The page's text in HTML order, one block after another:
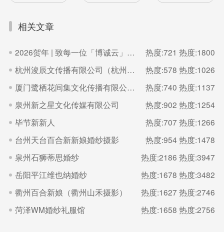
相关文章
2026贺年 | 致每一位「博诚云」的家人 热度:721 热度:1800
杭州浚辰文传播有限公司（杭州无界影像空间）
热度:578 热度:1026
厦门鹭栖花间集文化传播有限公司（福建厦门良辰集摄影）
热度:740 热度:1137
泉州新之星文化传媒有限公司
热度:902 热度:1254
毕节新新人
热度:707 热度:1266
台州天台百合新新娘婚纱摄影
热度:954 热度:1478
泉州石狮蒂思婚纱
热度:2186 热度:3947
岳阳平江维也纳婚纱
热度:1678 热度:3482
衢州百合新娘（衢州山禾摄影）
热度:1627 热度:2746
菏泽WM婚纱礼服馆
热度:1658 热度:2756